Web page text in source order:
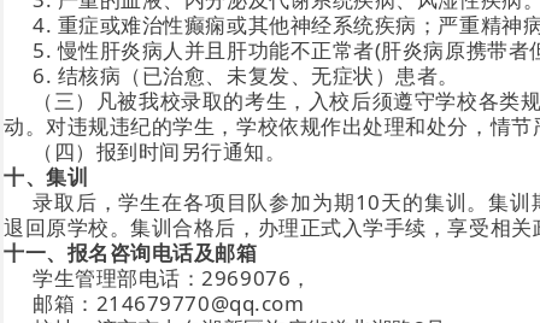
4. 重症或难治性癫痫或其他神经系统疾病；严重精神
5. 慢性肝炎病人并且肝功能不正常者(肝炎病原携带者
6. 结核病（已治愈、未复发、无症状）患者。
（三）凡被我校录取的考生，入校后须遵守学校各
动。对违规违纪的学生，学校依规作出处理和处分，情
（四）报到时间另行通知。
十、集训
录取后，学生在各项目队参加为期10天的集训。集
退回原学校。集训合格后，办理正式入学手续，享受相关
十一、报名咨询电话及邮箱
学生管理部电话：2969076，
邮箱：214679770@qq.com